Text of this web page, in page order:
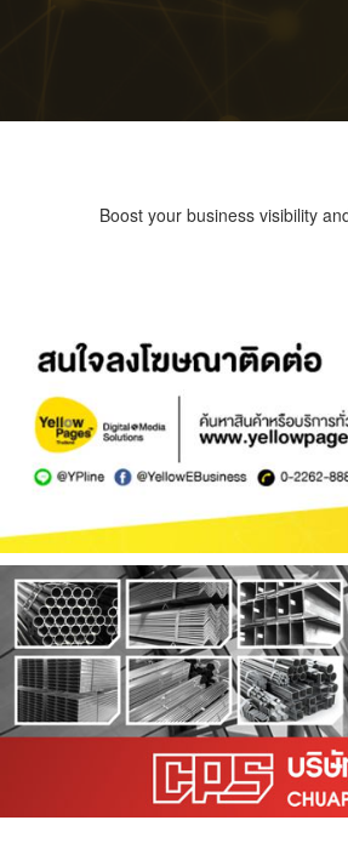
Boost your business visibility